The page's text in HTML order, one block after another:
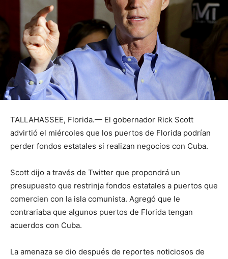
TALLAHASSEE, Florida.— El gobernador Rick Scott
advirtió el miércoles que los puertos de Florida podrían
perder fondos estatales si realizan negocios con Cuba.
Scott dijo a través de Twitter que propondrá un
presupuesto que restrinja fondos estatales a puertos que
comercien con la isla comunista. Agregó que le
contrariaba que algunos puertos de Florida tengan
acuerdos con Cuba.
La amenaza se dio después de reportes noticiosos de